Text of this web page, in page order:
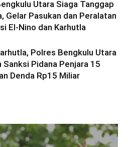
Utara Siaga Tanggap
Gelar Pasukan dan Peralatan
El-Nino dan Karhutla
Polres Bengkulu Utara
Sanksi Pidana Penjara 15
Denda Rp15 Miliar